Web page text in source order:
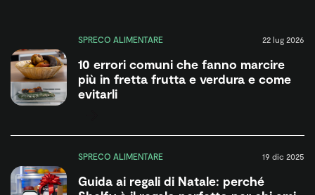
SPRECO ALIMENTARE 22 lug 2026
10 errori comuni che fanno marcire
più in fretta frutta e verdura e come
evitarli
SPRECO ALIMENTARE 19 dic 2025
Guida ai regali di Natale: perché